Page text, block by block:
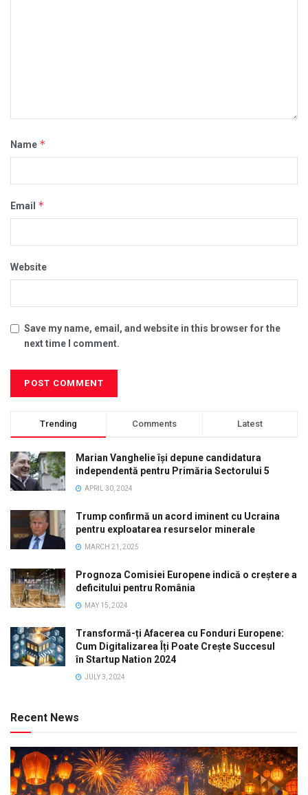
Name *
Email *
Website
Save my name, email, and website in this browser for the
next time I comment.
Trending Comments Latest
Marian Vanghelie își depune candidatura
independentă pentru Primăria Sectorului 5
APRIL 30, 2024
Trump confirmă un acord iminent cu Ucraina
pentru exploatarea resurselor minerale
MARCH 21, 2025
Prognoza Comisiei Europene indică o creștere a
deficitului pentru România
MAY 15, 2024
Transformă-ți Afacerea cu Fonduri Europene:
Cum Digitalizarea Îți Poate Crește Succesul
în Startup Nation 2024
JULY 3, 2024
Recent News